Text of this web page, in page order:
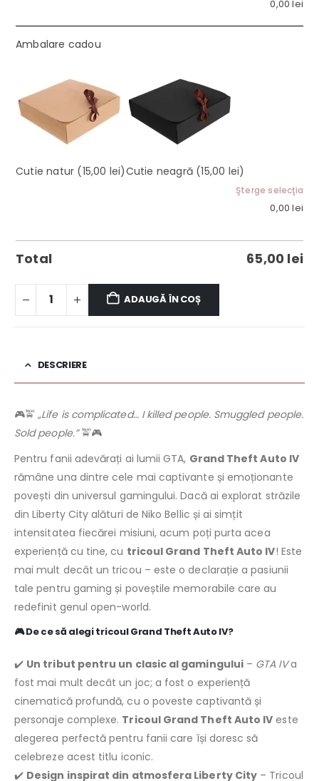
0,00lei
Ambalare cadou
Cutie natur (15,00 lei)Cutie neagră (15,00 lei)
Şterge selecţia
0,00lei
Total 65,00 lei
ADAUGĂ ÎN COȘ
DESCRIERE
🎮🚖„Life is complicated… I killed people. Smuggled people.
Sold people.”🚖🎮
Pentru fanii adevărați ai lumii GTA, Grand Theft Auto IV
rămâne una dintre cele mai captivante și emoționante
povești din universul gamingului. Dacă ai explorat străzile
din Liberty City alături de Niko Bellic și ai simțit
intensitatea fiecărei misiuni, acum poți purta acea
experiență cu tine, cu tricoul Grand Theft Auto IV! Este
mai mult decât un tricou – este o declarație a pasiunii
tale pentru gaming și poveștile memorabile care au
redefinit genul open-world.
🎮De ce să alegi tricoul Grand Theft Auto IV?
✔️ Un tribut pentru un clasic al gamingului– GTA IVa
fost mai mult decât un joc; a fost o experiență
cinematică profundă, cu o poveste captivantă și
personaje complexe. Tricoul Grand Theft Auto IV este
alegerea perfectă pentru fanii care își doresc să
celebreze acest titlu iconic.
✔️ Design inspirat din atmosfera Liberty City – Tricoul